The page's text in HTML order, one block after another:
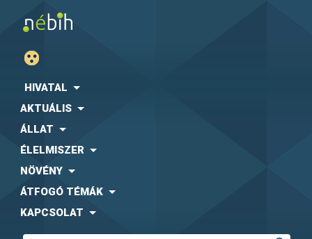
HIVATAL
AKTUÁLIS
ÁLLAT
ÉLELMISZER
NÖVÉNY
ÁTFOGÓ TÉMÁK
KAPCSOLAT